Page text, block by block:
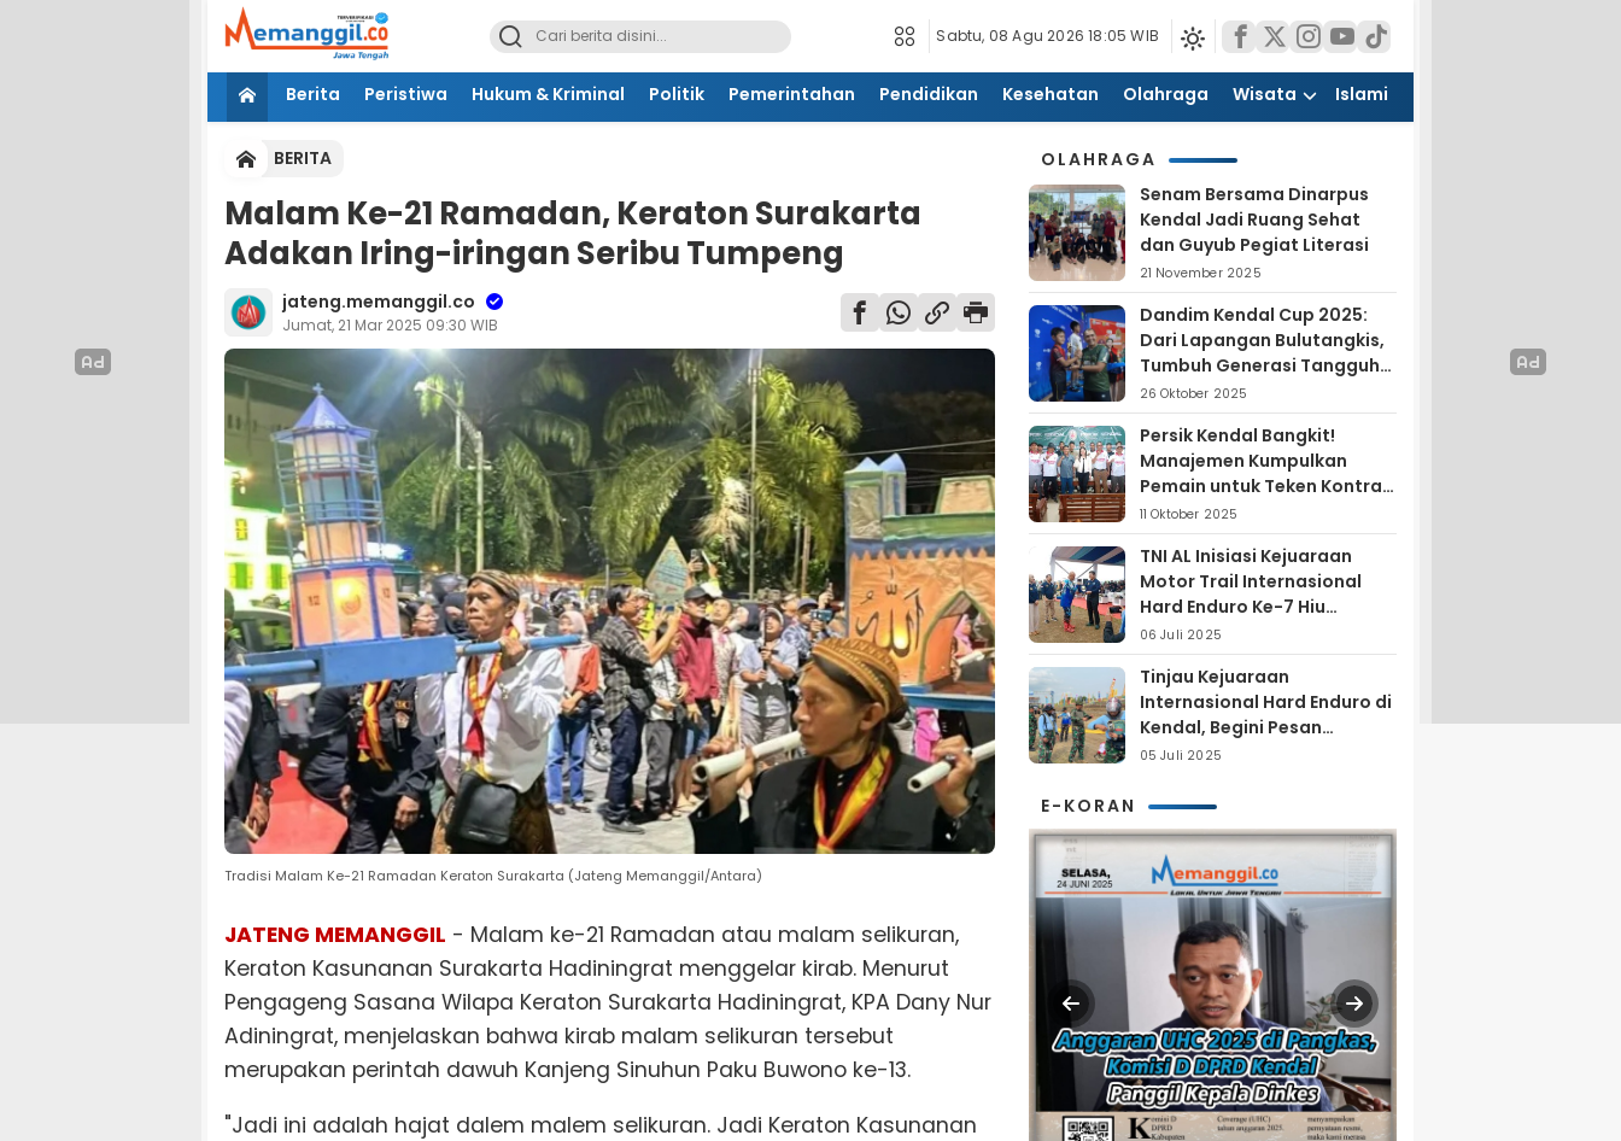
Sabtu, 08 Agu 2026 18:05 WIB
Berita Peristiwa Hukum & Kriminal Politik Pemerintahan Pendidikan Kesehatan Olahraga Wisata Islami
BERITA
Malam Ke-21 Ramadan, Keraton Surakarta
Adakan Iring-iringan Seribu Tumpeng
jateng.memanggil.co
Jumat, 21 Mar 2025 09:30 WIB
Tradisi Malam Ke-21 Ramadan Keraton Surakarta (Jateng Memanggil/Antara)
JATENG MEMANGGIL - Malam ke-21 Ramadan atau malam selikuran,
Keraton Kasunanan Surakarta Hadiningrat menggelar kirab. Menurut
Pengageng Sasana Wilapa Keraton Surakarta Hadiningrat, KPA Dany Nur
Adiningrat, menjelaskan bahwa kirab malam selikuran tersebut
merupakan perintah dawuh Kanjeng Sinuhun Paku Buwono ke-13.
"Jadi ini adalah hajat dalem malem selikuran. Jadi Keraton Kasunanan
OLAHRAGA
Senam Bersama Dinarpus
Kendal Jadi Ruang Sehat
dan Guyub Pegiat Literasi
21 November 2025
Dandim Kendal Cup 2025:
Dari Lapangan Bulutangkis,
Tumbuh Generasi Tangguh
dan Nasionalis
26 Oktober 2025
Persik Kendal Bangkit!
Manajemen Kumpulkan
Pemain untuk Teken Kontrak
Jelang Liga 4
11 Oktober 2025
TNI AL Inisiasi Kejuaraan
Motor Trail Internasional
Hard Enduro Ke-7 Hiu
Selatan
06 Juli 2025
Tinjau Kejuaraan
Internasional Hard Enduro di
Kendal, Begini Pesan
Laksamana Pertama TNI AL
05 Juli 2025
E-KORAN